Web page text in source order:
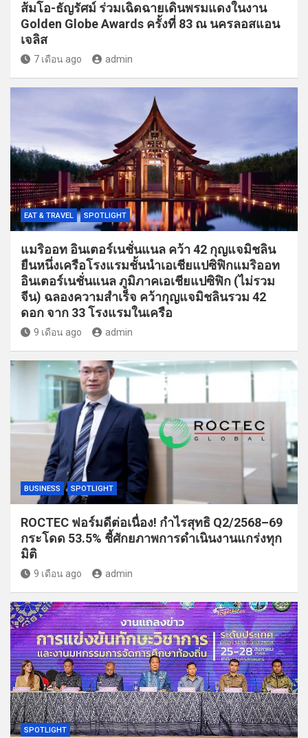
ส้มโอ-ธัญรัศม์ ร่วมเฉิดฉายเดินพรมแดงในงาน
Golden Globe Awards ครั้งที่ 83 ณ นครลอสแอน
เจลิส
7 เดือน ago admin
EAT & TRAVEL SPOTLIGHT
แมริออท อินเตอร์เนชั่นแนล คว้า 42 กุญแจมิชลิน
ยืนหนึ่งเครือโรงแรมชั้นนำเอเชียแปซิฟิกแมริออท
อินเตอร์เนชั่นแนล ภูมิภาคเอเชียแปซิฟิก (ไม่รวม
จีน) ฉลองความสำเร็จ คว้ากุญแจมิชลินรวม 42
ดอก จาก 33 โรงแรมในเครือ
9 เดือน ago admin
BUSINESS SPOTLIGHT
ROCTEC ฟอร์มดีต่อเนื่อง! กำไรสุทธิ Q2/2568–69
กระโดด 53.5% ชี้ศักยภาพการดำเนินงานแกร่งทุก
มิติ
9 เดือน ago admin
SPOTLIGHT